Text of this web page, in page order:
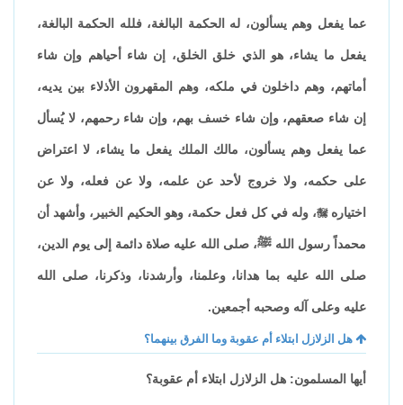
عما يفعل وهم يسألون، له الحكمة البالغة، فلله الحكمة البالغة،
يفعل ما يشاء، هو الذي خلق الخلق، إن شاء أحياهم وإن شاء
أماتهم، وهم داخلون في ملكه، وهم المقهرون الأذلاء بين يديه،
إن شاء صعقهم، وإن شاء خسف بهم، وإن شاء رحمهم، لا يُسأل
عما يفعل وهم يسألون، مالك الملك يفعل ما يشاء، لا اعتراض
على حكمه، ولا خروج لأحد عن علمه، ولا عن فعله، ولا عن
اختياره، وله في كل فعل حكمة، وهو الحكيم الخبير، وأشهد أن
محمداً رسول الله ﷺ، صلى الله عليه صلاة دائمة إلى يوم الدين،
صلى الله عليه بما هدانا، وعلمنا، وأرشدنا، وذكرنا، صلى الله
عليه وعلى آله وصحبه أجمعين.
هل الزلازل ابتلاء أم عقوبة وما الفرق بينهما؟
أيها المسلمون: هل الزلازل ابتلاء أم عقوبة؟